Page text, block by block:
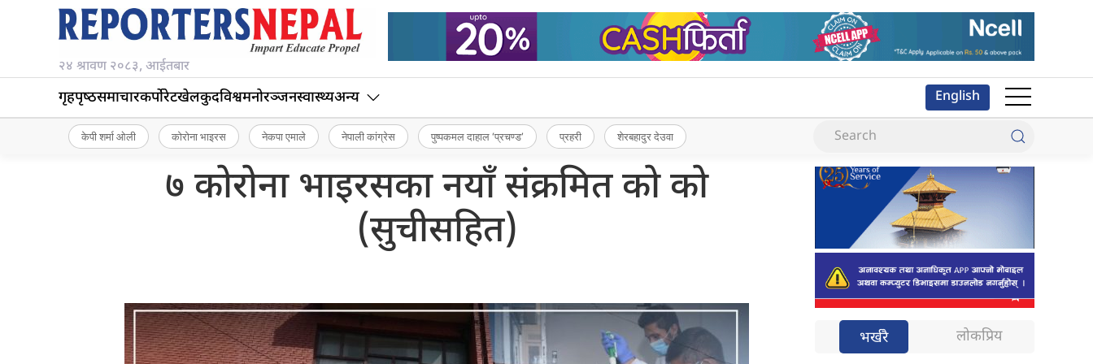
२४ श्रावण २०८३, आईतबार
गृहपृष्‍ठसमाचारकर्पोरेटखेलकुदविश्वमनोरञ्जनस्वास्थ्यअन्य English
केपी शर्मा ओली कोरोना भाइरस नेकपा एमाले नेपाली कांग्रेस पुष्पकमल दाहाल ‘प्रचण्ड’ प्रहरी शेरबहादुर देउवा
७ कोरोना भाइरसका नयाँ संक्रमित को को
(सुचीसहित)
भर्खरै लोकप्रिय